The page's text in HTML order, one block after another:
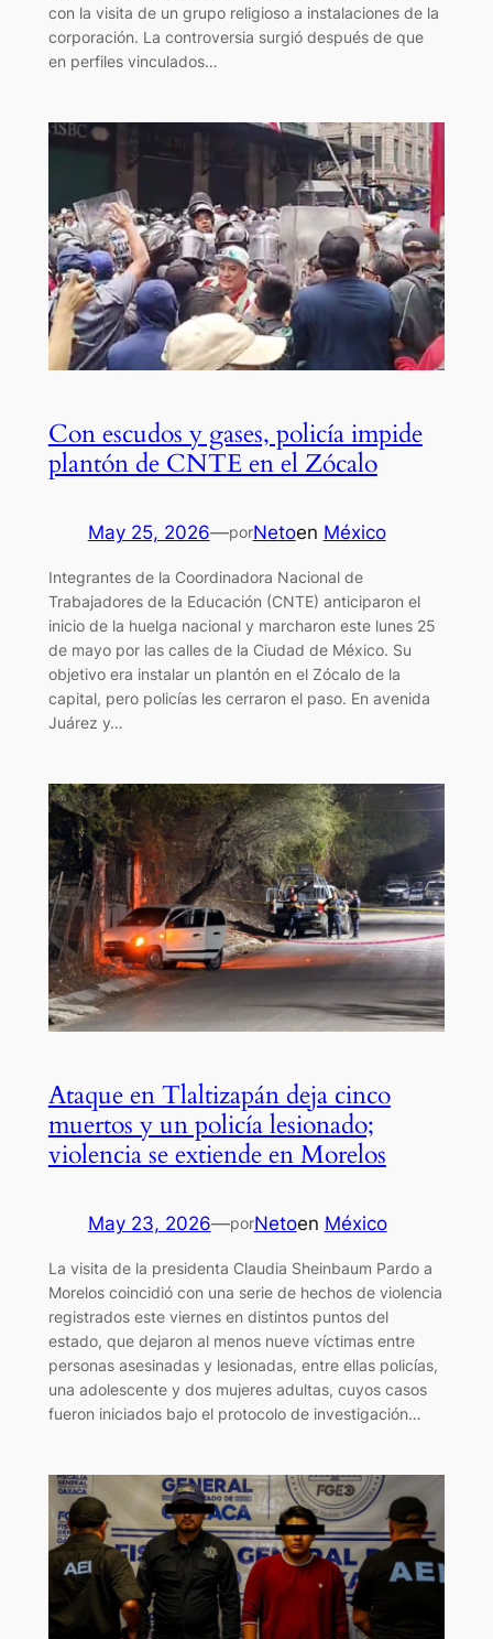
con la visita de un grupo religioso a instalaciones de la
corporación. La controversia surgió después de que
en perfiles vinculados…
Con escudos y gases, policía impide
plantón de CNTE en el Zócalo
May 25, 2026—porNetoen México
Integrantes de la Coordinadora Nacional de
Trabajadores de la Educación (CNTE) anticiparon el
inicio de la huelga nacional y marcharon este lunes 25
de mayo por las calles de la Ciudad de México. Su
objetivo era instalar un plantón en el Zócalo de la
capital, pero policías les cerraron el paso. En avenida
Juárez y…
Ataque en Tlaltizapán deja cinco
muertos y un policía lesionado;
violencia se extiende en Morelos
May 23, 2026—porNetoen México
La visita de la presidenta Claudia Sheinbaum Pardo a
Morelos coincidió con una serie de hechos de violencia
registrados este viernes en distintos puntos del
estado, que dejaron al menos nueve víctimas entre
personas asesinadas y lesionadas, entre ellas policías,
una adolescente y dos mujeres adultas, cuyos casos
fueron iniciados bajo el protocolo de investigación…